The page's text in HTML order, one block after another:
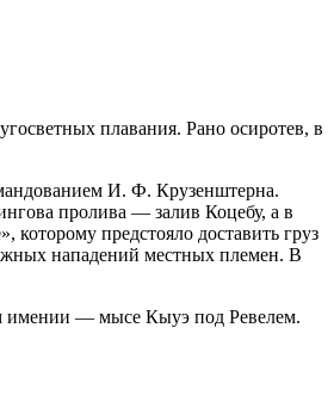
плавания. Рано осиротев, в
И. Ф. Крузенштерна.
пролива — залив Коцебу, а в
предстояло доставить груз
нападений местных племен. В
имении — мысе Кыуэ под Ревелем.